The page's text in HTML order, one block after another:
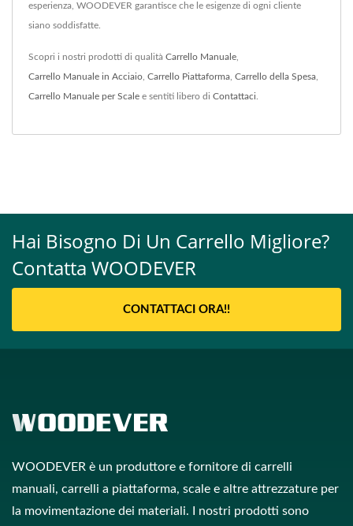
esperienza, WOODEVER garantisce che le esigenze di ogni cliente
siano soddisfatte.
Scopri i nostri prodotti di qualità Carrello Manuale
Carrello Manuale in Acciaio Carrello Piattaforma Carrello della Spesa
Carrello Manuale per Scale e sentiti libero di Contattaci
Hai Bisogno Di Un Carrello Migliore?
Contatta WOODEVER
CONTATTACI ORA!!
WOODEVER è un produttore e fornitore di carrelli
manuali, carrelli a piattaforma, scale e altre attrezzature per
la movimentazione dei materiali. I nostri prodotti sono